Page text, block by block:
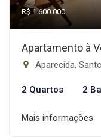
R$ 1.600.000
Apartamento à
Aparecida,
2 Quartos 2
Mais informações